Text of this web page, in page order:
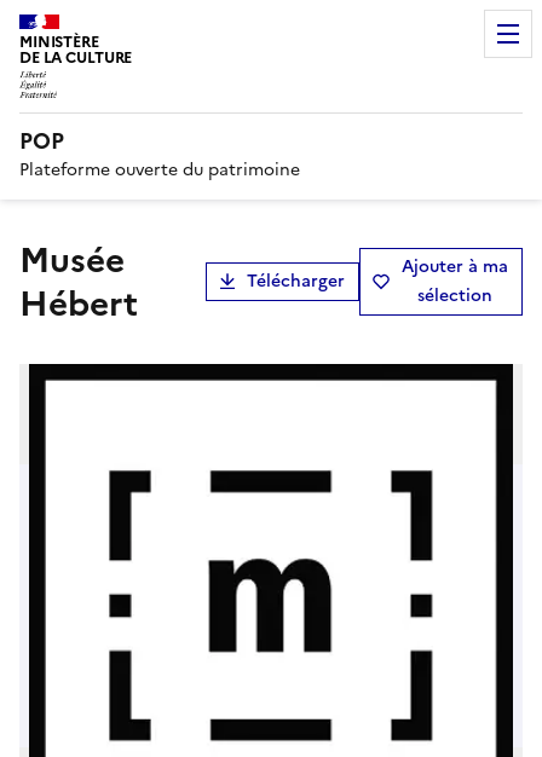
MINISTÈRE
DE LA CULTURE
POP
Plateforme ouverte du patrimoine
musée
Hébert
Télécharger
Ajouter à ma
sélection